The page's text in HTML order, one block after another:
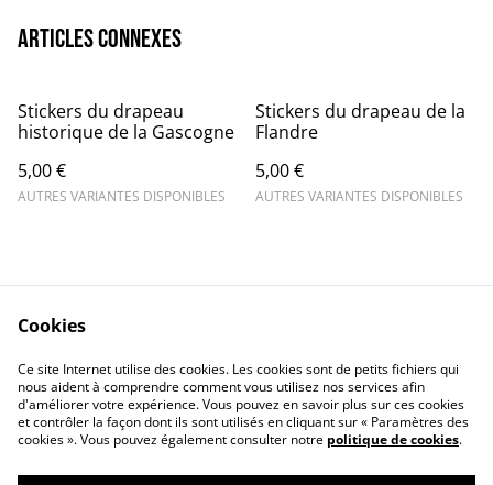
Articles connexes
Stickers du drapeau
historique de la Gascogne
5,00 €
AUTRES VARIANTES DISPONIBLES
Stickers du drapeau de la
Flandre
5,00 €
AUTRES VARIANTES DISPONIBLES
Carillon Sacré-Coeur
AUTRES VARIANTES DISPONIBLES AUTRES VARIANTES DISPONIBLES
Cookies
Ce site Internet utilise des cookies. Les cookies sont de petits fichiers qui
nous aident à comprendre comment vous utilisez nos services afin
d'améliorer votre expérience. Vous pouvez en savoir plus sur ces cookies
et contrôler la façon dont ils sont utilisés en cliquant sur « Paramètres des
cookies ». Vous pouvez également consulter notre politique de cookies.